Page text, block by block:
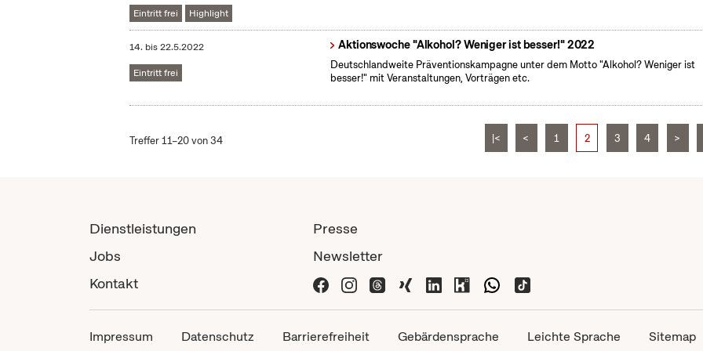
Eintritt frei
Highlight
14. bis22.5.2022
Eintritt frei
Aktionswoche "Alkohol? Weniger ist besser!" 2022
Deutschlandweite Präventionskampagne unter dem Motto "Alkohol? Weniger ist
besser!" mit Veranstaltungen, Vorträgen etc.
Treffer 11–20 von 34 |< < 1 2 3 4 >
Dienstleistungen
Jobs
Kontakt
Presse
Newsletter
Impressum Datenschutz Barrierefreiheit Gebärdensprache Leichte Sprache Sitemap